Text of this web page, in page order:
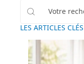
LES ARTICLES CLÉS